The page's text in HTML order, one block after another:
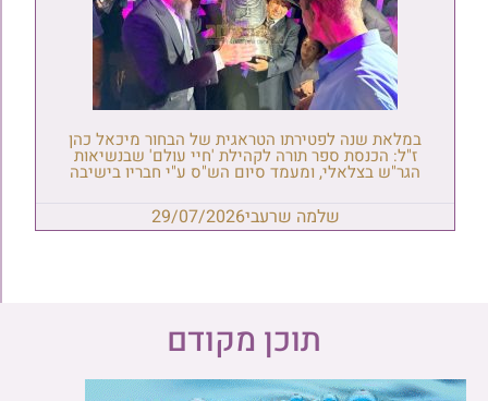
במלאת שנה לפטירתו הטראגית של הבחור מיכאל כהן
ז"ל: הכנסת ספר תורה לקהילת 'חיי עולם' שבנשיאות
הגר"ש בצלאלי, ומעמד סיום הש"ס ע"י חבריו בישיבה
שלמה שרעבי29/07/2026
תוכן מקודם